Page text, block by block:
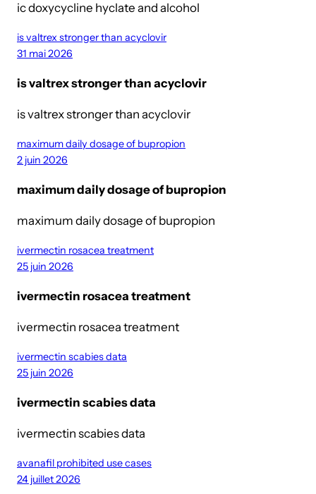
ic doxycycline hyclate and alcohol
is valtrex stronger than acyclovir
31 mai 2026
is valtrex stronger than acyclovir
is valtrex stronger than acyclovir
maximum daily dosage of bupropion
2 juin 2026
maximum daily dosage of bupropion
maximum daily dosage of bupropion
ivermectin rosacea treatment
25 juin 2026
ivermectin rosacea treatment
ivermectin rosacea treatment
ivermectin scabies data
25 juin 2026
ivermectin scabies data
ivermectin scabies data
avanafil prohibited use cases
24 juillet 2026